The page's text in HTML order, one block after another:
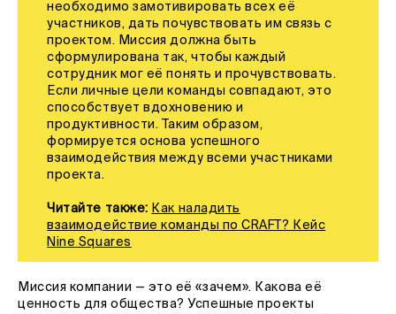
необходимо замотивировать всех её
участников, дать почувствовать им связь с
проектом. Миссия должна быть
сформулирована так, чтобы каждый
сотрудник мог её понять и прочувствовать.
Если личные цели команды совпадают, это
способствует вдохновению и
продуктивности. Таким образом,
формируется основа успешного
взаимодействия между всеми участниками
проекта.
Читайте также: Как наладить
взаимодействие команды по CRAFT? Кейс
Nine Squares
Миссия компании — это её «зачем». Какова её
ценность для общества? Успешные проекты